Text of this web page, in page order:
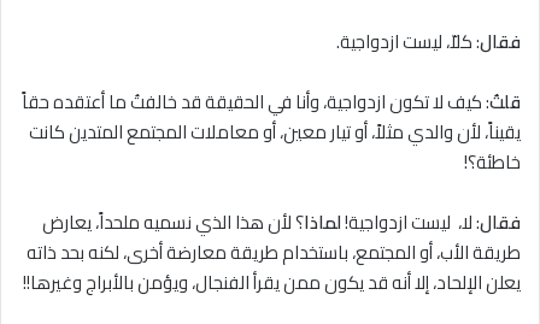
فقال: كلاّ، ليست ازدواجية.
قلتُ: كيف لا تكون ازدواجية، وأنا في الحقيقة قد خالفتُ ما أعتقده حقاً
يقيناً، لأن والدي مثلاً، أو تيار معين، أو معاملات المجتمع المتدين كانت
خاطئة؟!
فقال: ﻻ، ليست ازدواجية!لماذا؟ لأن هذا الذي نسميه ملحداً، يعارض
طريقة الأب، أو المجتمع، باستخدام طريقة معارضة أخرى، لكنه بحد ذاته
يعلن الإلحاد، إلا أنه قد يكون ممن يقرأ الفنجال، ويؤمن بالأبراج وغيرها!!